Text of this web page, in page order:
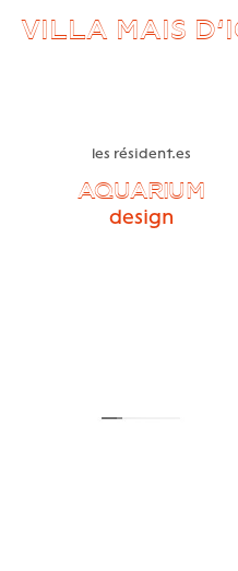
VILLA MAIS
MENU
les résident.es
AQUARIUM
design